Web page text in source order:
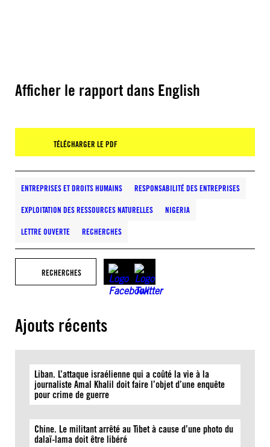
Afficher le rapport dans English
TÉLÉCHARGER LE PDF
ENTREPRISES ET DROITS HUMAINS RESPONSABILITÉ DES ENTREPRISES
EXPLOITATION DES RESSOURCES NATURELLES NIGERIA
LETTRE OUVERTE RECHERCHES
RECHERCHES
Ajouts récents
Liban. L’attaque israélienne qui a coûté la vie à la
journaliste Amal Khalil doit faire l’objet d’une enquête
pour crime de guerre
Chine. Le militant arrêté au Tibet à cause d’une photo du
dalaï-lama doit être libéré